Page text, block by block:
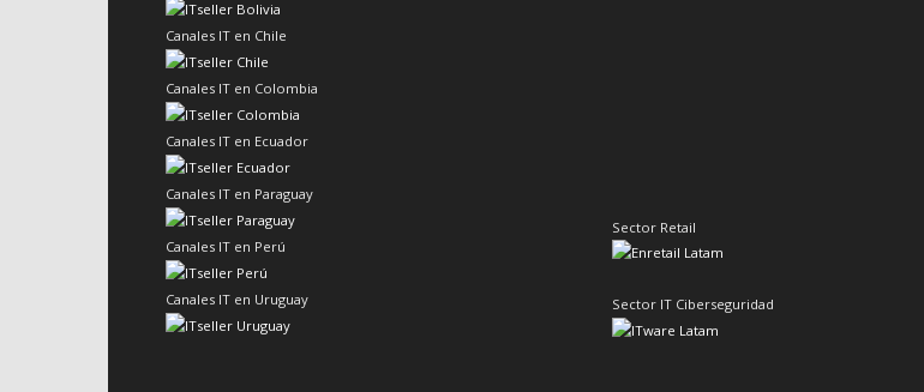
Canales IT en Chile
Canales IT en Colombia
Canales IT en Ecuador
Canales IT en Paraguay
Canales IT en Perú
Canales IT en Uruguay
Sector Retail
Sector IT Ciberseguridad